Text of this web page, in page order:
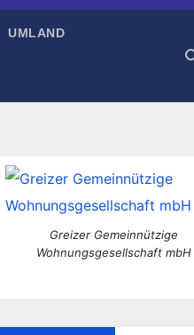
UMLAND
Greizer Gemeinnützige
Wohnungsgesellschaft mbH